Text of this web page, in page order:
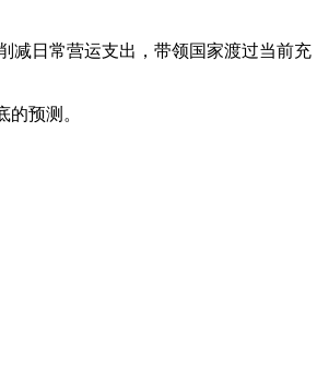
减日常营运支出，带领国家渡过当前充
预测。